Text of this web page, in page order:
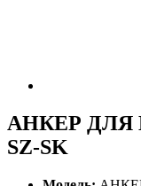
АНКЕР
SZ-SK